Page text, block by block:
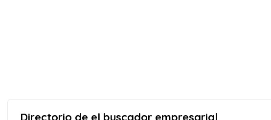
Directorio de el buscador empresarial